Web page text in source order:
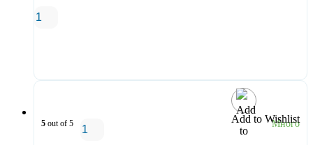
Add to Wishlist
5 out of 5 Много